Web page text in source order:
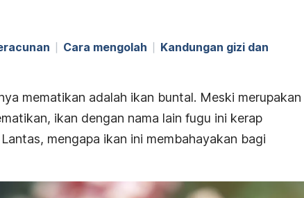
Cara mengolah
Kandungan gizi dan
mematikan adalah ikan buntal. Meski merupakan
ikan dengan nama lain fugu ini kerap
mengapa ikan ini membahayakan bagi